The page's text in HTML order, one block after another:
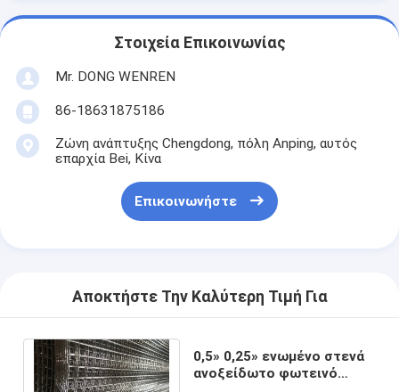
Στοιχεία Επικοινωνίας
Mr. DONG WENREN
86-18631875186
Ζώνη ανάπτυξης Chengdong, πόλη Anping, αυτός
επαρχία Bei, Κίνα
Επικοινωνήστε
Αποκτήστε Την Καλύτερη Τιμή Για
0,5» 0,25» ενωμένο στενά
ανοξείδωτο φωτεινό